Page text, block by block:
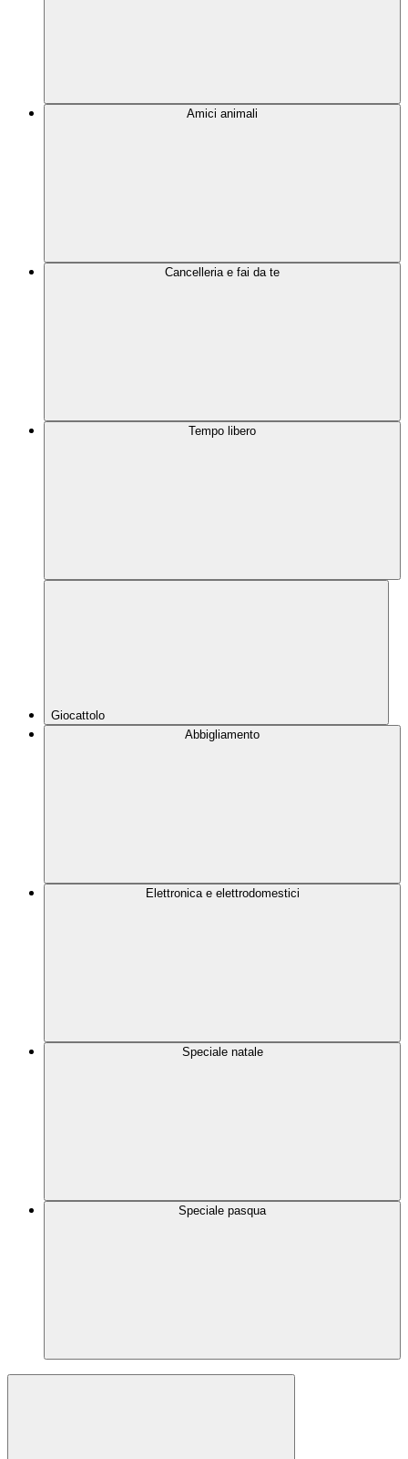
Amici animali
Cancelleria e fai da te
Tempo libero
Giocattolo
Abbigliamento
Elettronica e elettrodomestici
Speciale natale
Speciale pasqua